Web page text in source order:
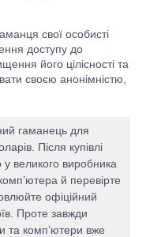
свої особисті
доступу до
його цілісності та
своєю анонімністю,
гаманець для
Після купівлі
великого виробника
й перевірте
офіційний
Проте завжди
та комп’ютери вже